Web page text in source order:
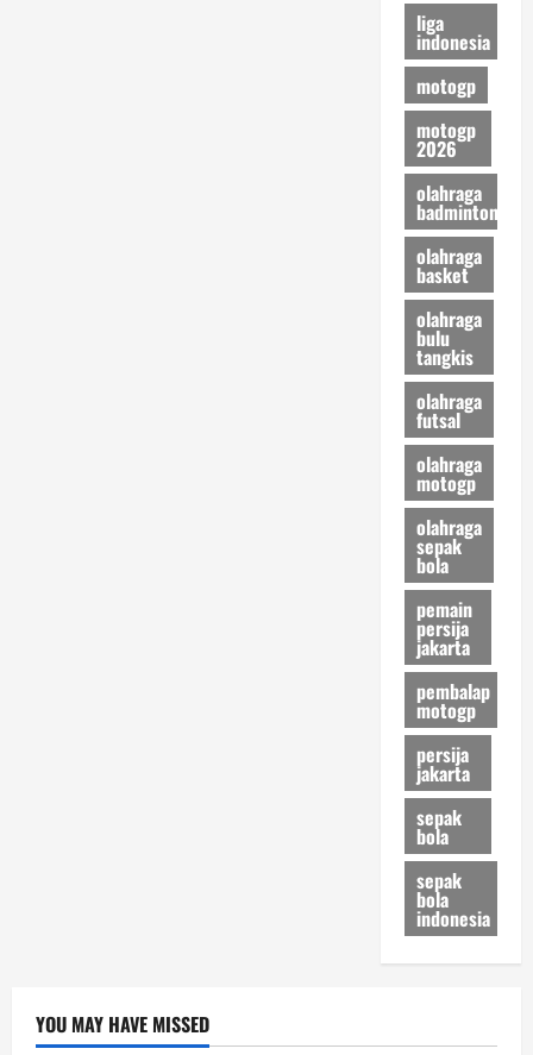
liga
indonesia
motogp
motogp
2026
olahraga
badminton
olahraga
basket
olahraga
bulu
tangkis
olahraga
futsal
olahraga
motogp
olahraga
sepak
bola
pemain
persija
jakarta
pembalap
motogp
persija
jakarta
sepak
bola
sepak
bola
indonesia
YOU MAY HAVE MISSED